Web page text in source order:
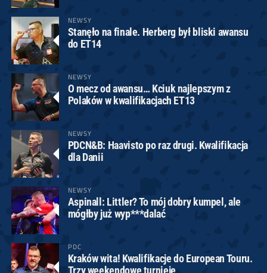
NEWSY
Stanęło na finale. Herberg był bliski awansu
do ET14
NEWSY
O mecz od awansu… Kciuk najlepszym z
Polaków w kwalifikacjach ET13
NEWSY
PDCN&B: Haavisto po raz drugi. Kwalifikacja
dla Danii
NEWSY
Aspinall: Littler? To mój dobry kumpel, ale
mógłby już wyp***dalać
PDC
Kraków wita! Kwalifikacje do European Touru.
Trzy weekendowe turnieje